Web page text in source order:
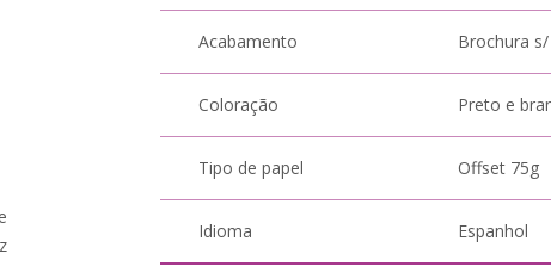
Acabamento Brochura
Coloração Preto e
Tipo de papel Offset 75g
Idioma Espanhol